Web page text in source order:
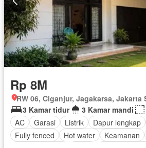
Rp 8M
3 Kamar tidur
3 Kamar mandi
AC
Garasi Listrik Dapur lengkap
Fully fenced
Hot water Keamanan